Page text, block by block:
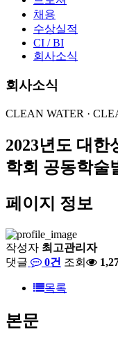
채용
수상실적
CI / BI
회사소식
회사소식
CLEAN WATER ·
2023년도 대한
학회 공동학술
페이지 정보
작성자 최고관리자
댓글
0건 조회
목록
본문